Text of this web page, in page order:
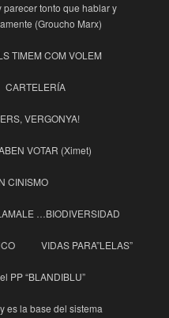
tonto que hablar y
(Groucho Marx)
TIMEM COM VOLEM
CARTELERÍA
VERGONYA!
VOTAR (Ximet)
CINISMO
…BIODIVERSIDAD
VIDAS PARA”LELAS”
PP “BLANDIBLU”
es la base del sistema